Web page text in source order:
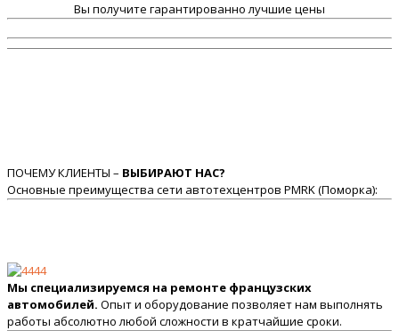
Вы получите гарантированно лучшие цены
ПОЧЕМУ КЛИЕНТЫ – ВЫБИРАЮТ НАС?
Основные преимущества сети автотехцентров PMRK (Поморка):
Мы специализируемся на ремонте французских
автомобилей. Опыт и оборудование позволяет нам выполнять
работы абсолютно любой сложности в кратчайшие сроки.